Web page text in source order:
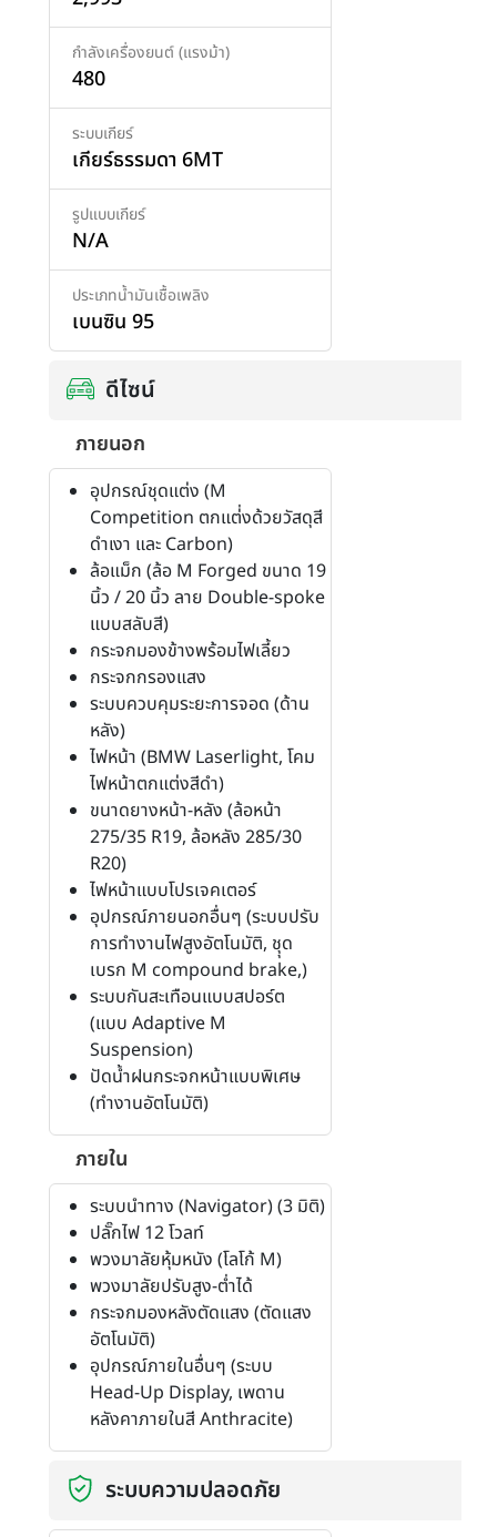
กำลังเครื่องยนต์ (แรงม้า)
480
ระบบเกียร์
เกียร์ธรรมดา 6MT
รูปแบบเกียร์
N/A
ประเภทน้ำมันเชื้อเพลิง
เบนซิน 95
ดีไซน์
ภายนอก
อุปกรณ์ชุดแต่ง (M
Competition ตกแต่่งด้วยวัสดุสี
ดำเงา และ Carbon)
ล้อแม็ก (ล้อ M Forged ขนาด 19
นิ้ว / 20 นิ้ว ลาย Double-spoke
แบบสลับสี)
กระจกมองข้างพร้อมไฟเลี้ยว
กระจกกรองแสง
ระบบควบคุมระยะการจอด (ด้าน
หลัง)
ไฟหน้า (BMW Laserlight, โคม
ไฟหน้าตกแต่งสีดำ)
ขนาดยางหน้า-หลัง (ล้อหน้า
275/35 R19, ล้อหลัง 285/30
R20)
ไฟหน้าแบบโปรเจคเตอร์
อุปกรณ์ภายนอกอื่นๆ (ระบบปรับ
การทำงานไฟสูงอัตโนมัติ, ชุุด
เบรก M compound brake,)
ระบบกันสะเทือนแบบสปอร์ต
(แบบ Adaptive M
Suspension)
ปัดน้ำฝนกระจกหน้าแบบพิเศษ
(ทำงานอัตโนมัติ)
ภายใน
ระบบนำทาง (Navigator) (3 มิติ)
ปลั๊กไฟ 12 โวลท์
พวงมาลัยหุ้มหนัง (โลโก้ M)
พวงมาลัยปรับสูง-ต่ำได้
กระจกมองหลังตัดแสง (ตัดแสง
อัตโนมัติ)
อุปกรณ์ภายในอื่นๆ (ระบบ
Head-Up Display, เพดาน
หลังคาภายในสี Anthracite)
ระบบความปลอดภัย